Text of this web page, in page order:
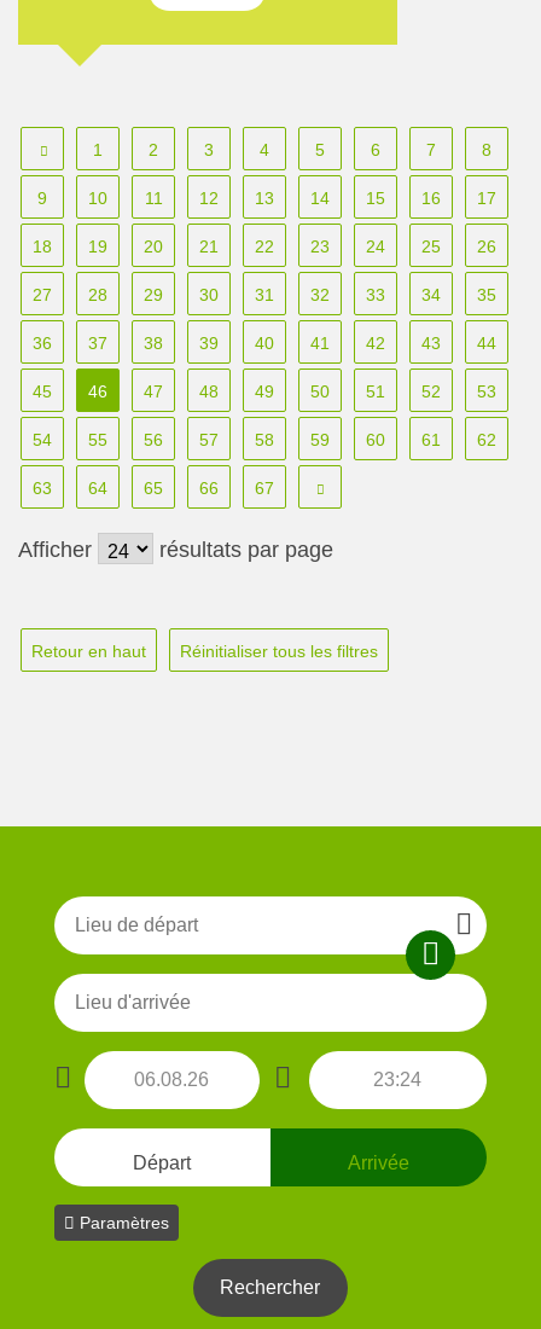
1 2 3 4 5 6 7 8
9 10 11 12 13 14 15 16 17
18 19 20 21 22 23 24 25 26
27 28 29 30 31 32 33 34 35
36 37 38 39 40 41 42 43 44
45 46 47 48 49 50 51 52 53
54 55 56 57 58 59 60 61 62
63 64 65 66 67
Afficher résultats par page
Retour en haut Réinitialiser tous les filtres
Départ Arrivée
Paramètres